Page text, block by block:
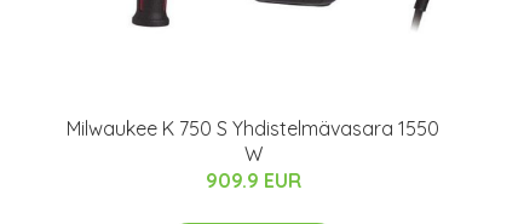
Milwaukee K 750 S Yhdistelmävasara 1550
W
909.9 EUR